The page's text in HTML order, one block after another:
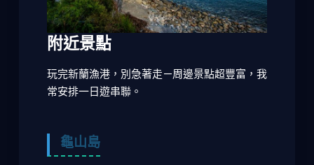
附近景點
玩完新蘭漁港，別急著走—周邊景點超豐富，我
常安排一日遊串聯。
龜山島